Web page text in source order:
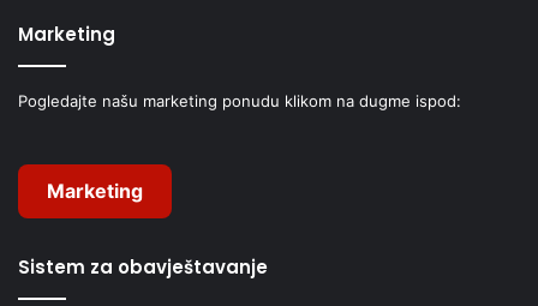
Marketing
Pogledajte našu marketing ponudu klikom na dugme ispod:
Marketing
Sistem za obavještavanje